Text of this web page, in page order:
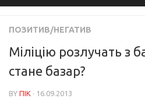
ПОЗИТИВ/НЕГАТИВ
Міліцію розлучать з
стане базар?
BY ПІК · 16.09.2013